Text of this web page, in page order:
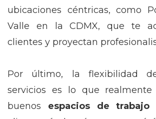
ubicaciones céntricas, como
Valle en la CDMX, que te
clientes y proyectan
Por último, la flexibilidad
servicios es lo que
buenos espacios de trabajo